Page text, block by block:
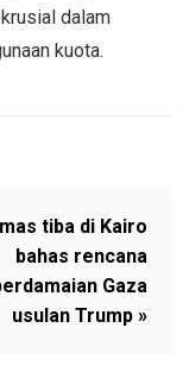
dalam
kuota.
tiba di Kairo
bahas rencana
Gaza
usulan Trump »